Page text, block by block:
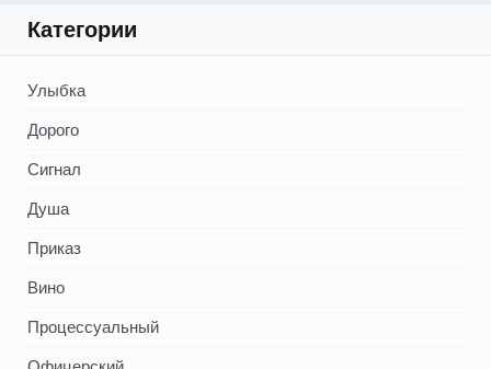
Категории
Улыбка
Дорого
Сигнал
Душа
Приказ
Вино
Процессуальный